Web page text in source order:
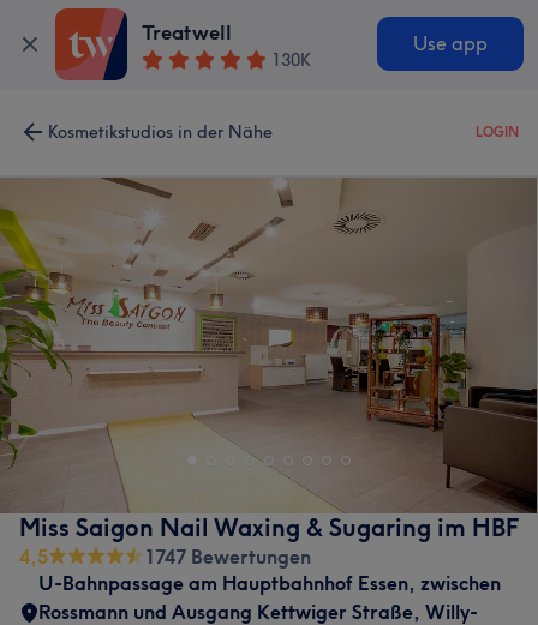
Treatwell
130K
Use app
Kosmetikstudios in der Nähe LOGIN
Miss Saigon Nail Waxing & Sugaring im HBF
4,5
1747 Bewertungen
U-Bahnpassage am Hauptbahnhof Essen, zwischen
Rossmann und Ausgang Kettwiger Straße, Willy-